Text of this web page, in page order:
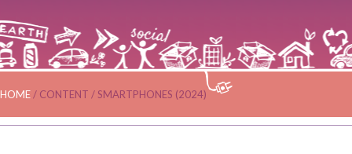
HOME / CONTENT /SMARTPHONES (2024)